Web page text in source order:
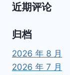
近期评论
归档
2026 年 8 月
2026 年 7 月